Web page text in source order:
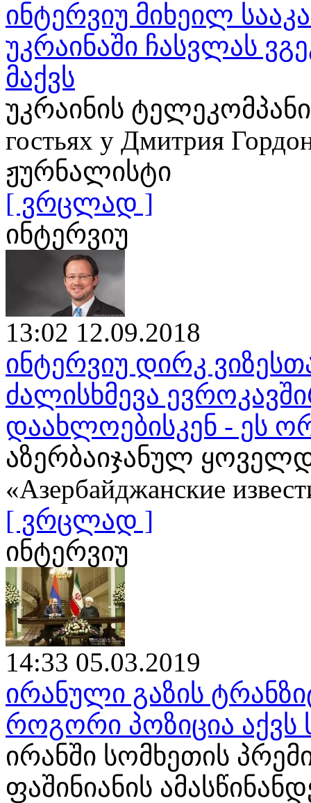
ინტერვიუ მიხეილ
უკრაინაში ჩასვლას
მაქვს
უკრაინის
гостьях у Дмитрия
ჟურნალისტი
[ ვრცლად ]
ინტერვიუ
13:02 12.09.2018
ინტერვიუ დირკ
ძალისხმევა
დაახლოებისკენ - ეს
აზერბაიჯანულ
«Азербайджанские
[ ვრცლად ]
ინტერვიუ
14:33 05.03.2019
ირანული გაზის
როგორი პოზიცია
ირანში სომხეთის
ფაშინიანის